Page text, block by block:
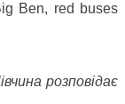
Ben, red buses
розповідає